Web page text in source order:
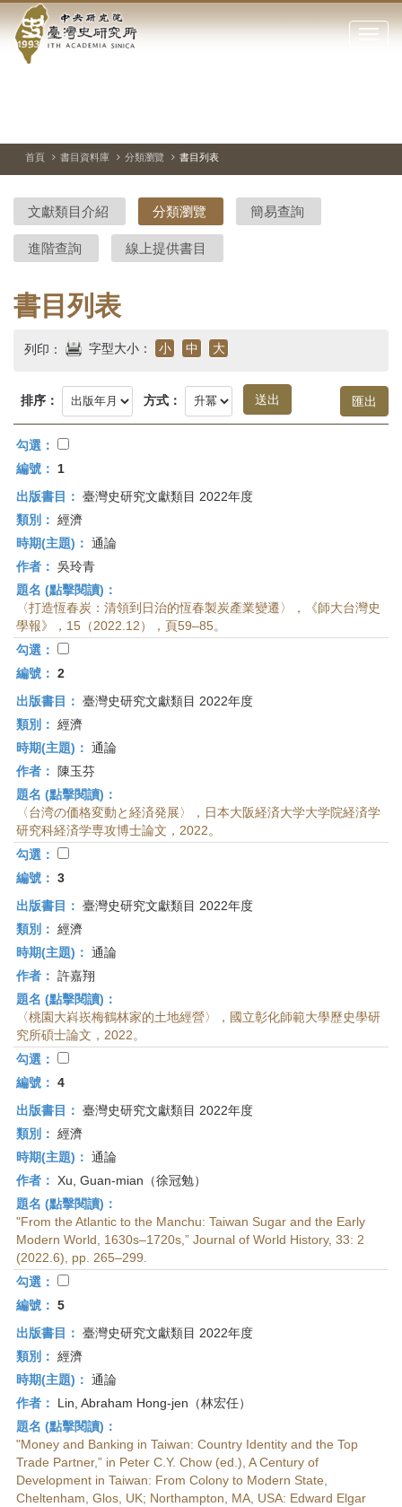
到中
央
院-
臺
灣
史
研
究
首
頁
點
閉
站
停、
圖
圖
結
首頁 書目資料庫 分類瀏覽 書目列表
文獻類目介紹 分類瀏覽 簡易查詢
進階查詢 線上提供書目
書目列表
列印： 字型大小： 小 中 大
排序： 方式：
勾選：
編號：
1
出版書目： 臺灣史研究文獻類目 2022年度
類別： 經濟
時期(主題)： 通論
作者： 吳玲青
題名 (點擊閱讀)：
〈打造恆春炭：清領到日治的恆春製炭產業變遷〉，《師大台灣史
學報》，15（2022.12），頁59–85。
勾選：
編號： 2
出版書目： 臺灣史研究文獻類目 2022年度
類別： 經濟
時期(主題)： 通論
作者：
陳玉芬
題名 (點擊閱讀)：
〈台湾の価格変動と経済発展〉，日本大阪経済大学大学院経済学
研究科経済学専攻博士論文，2022。
勾選：
編號： 3
出版書目： 臺灣史研究文獻類目 2022年度
類別： 經濟
時期(主題)： 通論
作者： 許嘉翔
題名 (點擊閱讀)：
〈桃園大嵙崁梅鶴林家的土地經營〉，國立彰化師範大學歷史學研
究所碩士論文，2022。
勾選：
編號： 4
出版書目： 臺灣史研究文獻類目 2022年度
類別： 經濟
時期(主題)： 通論
作者： Xu, Guan-mian（徐冠勉）
題名 (點擊閱讀)：
"From the Atlantic to the Manchu: Taiwan Sugar and the Early
Modern World, 1630s–1720s,” Journal of World History, 33: 2
(2022.6), pp. 265–299.
勾選：
編號： 5
出版書目： 臺灣史研究文獻類目 2022年度
類別： 經濟
時期(主題)： 通論
作者：
Lin, Abraham Hong-jen（林宏任）
題名 (點擊閱讀)：
"Money and Banking in Taiwan: Country Identity and the Top
Trade Partner,” in Peter C.Y. Chow (ed.), A Century of
Development in Taiwan: From Colony to Modern State,
Cheltenham, Glos, UK; Northampton, MA, USA: Edward Elgar